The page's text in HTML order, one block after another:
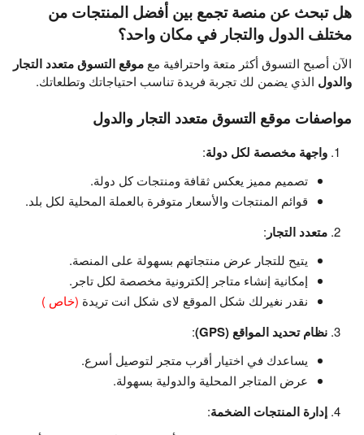
هل تبحث عن منصة تجمع بين أفضل المنتجات من
مختلف الدول والتجار في مكان واحد؟
الآن أصبح التسوق أكثر متعة واحترافية مع موقع التسوق متعدد التجار
والدول الذي يضمن لك تجربة فريدة تناسب احتياجاتك وتطلعاتك.
مواصفات موقع التسوق متعدد التجار والدول
واجهة مخصصة لكل دولة:
تصميم مميز يعكس ثقافة ومنتجات كل دولة.
قوائم المنتجات والأسعار متوفرة بالعملة المحلية لكل بلد.
متعدد التجار :
يتيح للتجار عرض منتجاتهم بسهولة على المنصة.
إمكانية إنشاء متاجر إلكترونية مخصصة لكل تاجر.
نقدر نغيرلك شكل الموقع لاى شكل انت تريدة (خاص )
نظام تحديد المواقع (GPS)
:
يساعدك في اختيار أقرب متجر لتوصيل أسرع.
عرض المتاجر المحلية والدولية بسهولة.
إدارة المنتجات الضخمة: